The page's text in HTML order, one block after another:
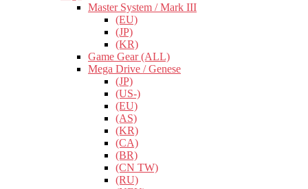
Master System / Mark III
(EU)
(JP)
(KR)
Game Gear (ALL)
Mega Drive / Genese
(JP)
(US-)
(EU)
(AS)
(KR)
(CA)
(BR)
(CN TW)
(RU)